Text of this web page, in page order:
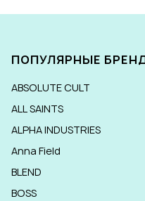
ПОПУЛЯРНЫЕ
ABSOLUTE CULT
ALL SAINTS
ALPHA INDUSTRIES
Anna Field
BLEND
BOSS